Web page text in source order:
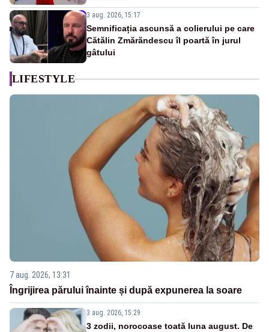
3 aug. 2026, 15:17
Semnificația ascunsă a colierului pe care
Cătălin Zmărăndescu îl poartă în jurul
gâtului
LIFESTYLE
7 aug. 2026, 13:31
Îngrijirea părului înainte și după expunerea la soare
3 aug. 2026, 15:29
3 zodii, norocoase toată luna august. De